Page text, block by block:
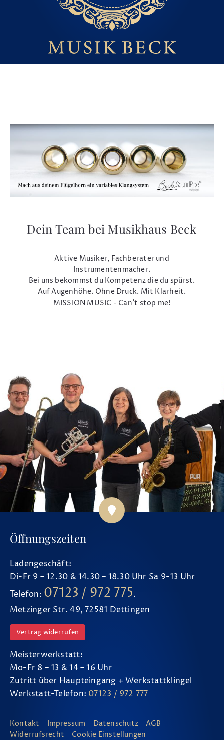
Dein Team bei Musikhaus Beck
Aktive Musiker, Fachberater und
Instrumentenmacher.
Bei uns bekommst du Kompetenz die du spürst.
Auf Augenhöhe. Ohne Druck. Mit Klarheit.
MISSION MUSIC - Can't stop me!
Öffnungszeiten
Ladengeschäft:
Di-Fr 9 – 12.30 & 14.30 – 18.30 Uhr Sa 9-13 Uhr
Telefon: 07123 / 972 775.
Metzinger Str. 49, 72581 Dettingen
Vertrag widerrufen
Meisterwerkstatt:
Mo-Fr 8 – 13 & 14 – 16 Uhr
Zutritt über Haupteingang + Werkstattklingel
Werkstatt-Telefon: 07123 / 972 777
Kontakt Impressum Datenschutz
AGB
Widerrufsrecht
Cookie Einstellungen